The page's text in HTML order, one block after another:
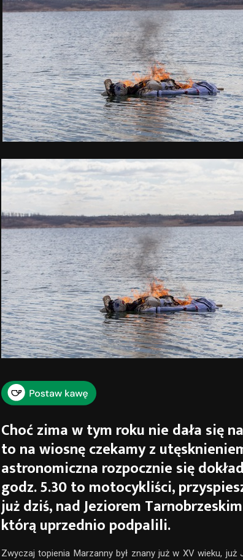
Choć zima w tym roku nie dała się
to na wiosnę czekamy z
astronomiczna rozpocznie się
godz. 5.30 to motocykliści,
już dziś, nad Jeziorem
którą uprzednio podpalili.
Zwyczaj topienia Marzanny był znany już w XV wieku, już